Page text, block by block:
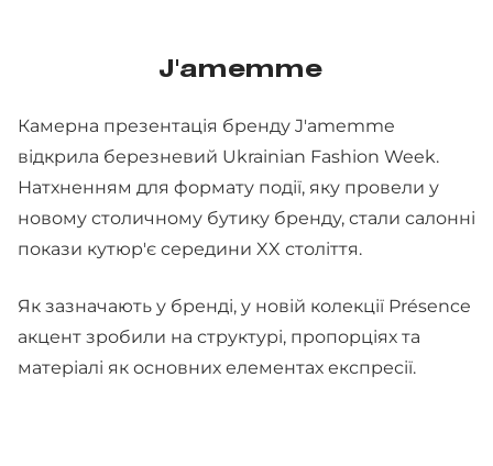
J'amemme
Камерна презентація бренду J'amemme
відкрила березневий Ukrainian Fashion Week.
Натхненням для формату події, яку провели у
новому столичному бутику бренду, стали салонні
покази кутюр'є середини XX століття.
Як зазначають у бренді, у новій колекції Présence
акцент зробили на структурі, пропорціях та
матеріалі як основних елементах експресії.